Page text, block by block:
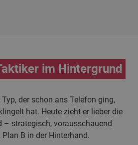
im Hintergrund
der schon ans Telefon ging,
hat. Heute zieht er lieber die
– strategisch, vorausschauend
B in der Hinterhand.